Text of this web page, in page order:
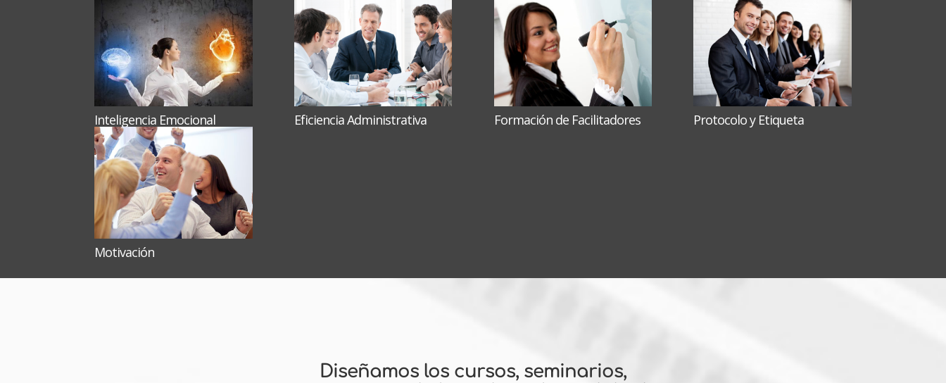
Inteligencia Emocional Eficiencia Administrativa Formación de Facilitadores Protocolo y Etiqueta
Motivación
Diseñamos los cursos, seminarios,